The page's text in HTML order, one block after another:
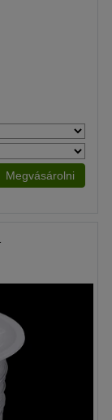
Megvásárolni